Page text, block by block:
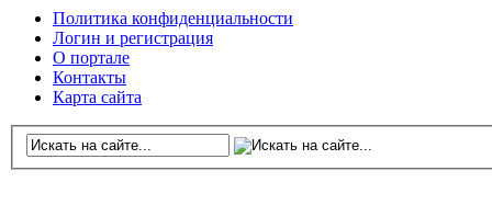
Политика конфиденциальности
Логин и регистрация
О портале
Контакты
Карта сайта